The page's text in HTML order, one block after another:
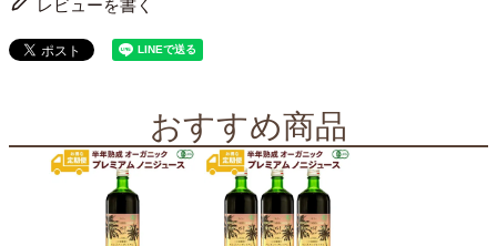
レビューを書く
おすすめ商品